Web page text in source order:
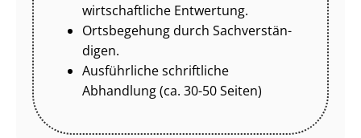
wirtschaftliche Entwertung.
Ortsbegehung durch Sach­ver­stän­
di­gen.
Ausführliche schriftliche
Abhandlung (ca. 30-50 Seiten)